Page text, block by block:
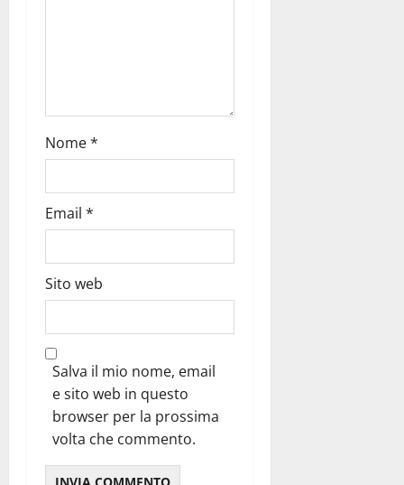
Nome*
Email *
Sito web
Salva il mio nome, email
e sito web in questo
browser per la prossima
volta che commento.